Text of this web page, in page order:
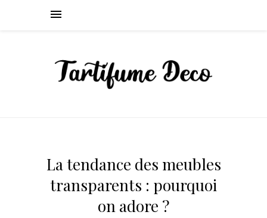
La tendance des meubles
transparents : pourquoi
on adore ?